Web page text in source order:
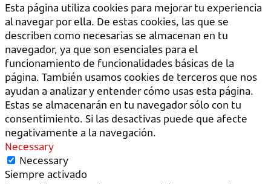
Esta página utiliza cookies para mejorar tu experiencia
al navegar por ella. De estas cookies, las que se
describen como necesarias se almacenan en tu
navegador, ya que son esenciales para el
funcionamiento de funcionalidades básicas de la
página. También usamos cookies de terceros que nos
ayudan a analizar y entender cómo usas esta página.
Estas se almacenarán en tu navegador sólo con tu
consentimiento. Si las desactivas puede que afecte
negativamente a la navegación.
Necessary
Necessary
Siempre activado